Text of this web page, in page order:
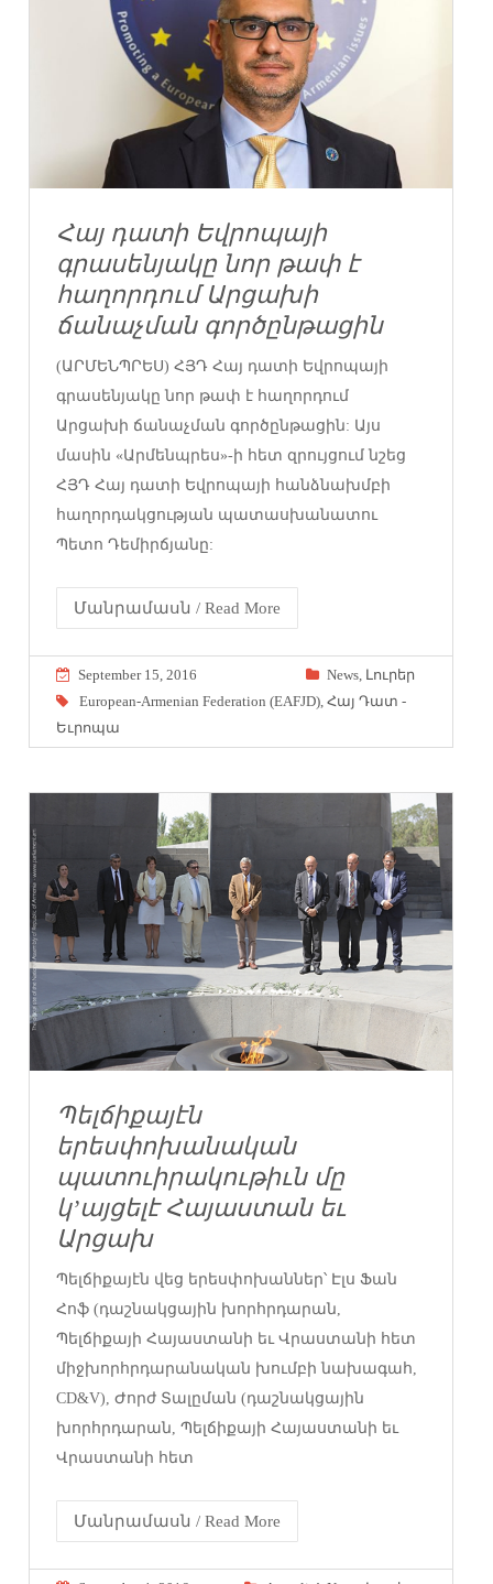
Հայ դատի Եվրոպայի
գրասենյակը նոր թափ է
հաղորդում Արցախի
ճանաչման գործընթացին
(ԱՐՄԵՆՊՐԵՍ) ՀՅԴ Հայ դատի Եվրոպայի
գրասենյակը նոր թափ է հաղորդում
Արցախի ճանաչման գործընթացին: Այս
մասին «Արմենպրես»-ի հետ զրույցում նշեց
ՀՅԴ Հայ դատի Եվրոպայի հանձնախմբի
հաղորդակցության պատասխանատու
Պետո Դեմիրճյանը:
Մանրամասն / Read More
September 15, 2016 News, Լուրեր
European-Armenian Federation (EAFJD),Հայ Դատ -
Եւրոպա
Պելճիքայէն
երեսփոխանական
պատուիրակութիւն մը
կ’այցելէ Հայաստան եւ
Արցախ
Պելճիքայէն վեց երեսփոխաններ՝ Էլս Ֆան
Հոֆ (դաշնակցային խորհրդարան,
Պելճիքայի Հայաստանի եւ Վրաստանի հետ
միջխորհրդարանական խումբի նախագահ,
CD&V), Ժորժ Տալըման (դաշնակցային
խորհրդարան, Պելճիքայի Հայաստանի եւ
Վրաստանի հետ
Մանրամասն / Read More